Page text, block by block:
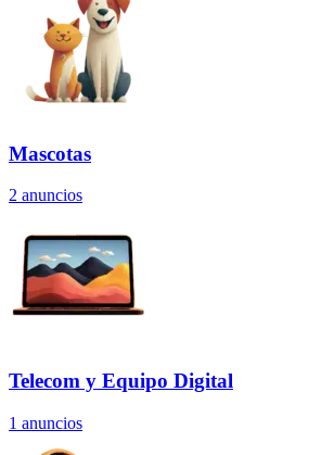
Mascotas
2 anuncios
Telecom y Equipo Digital
1 anuncios